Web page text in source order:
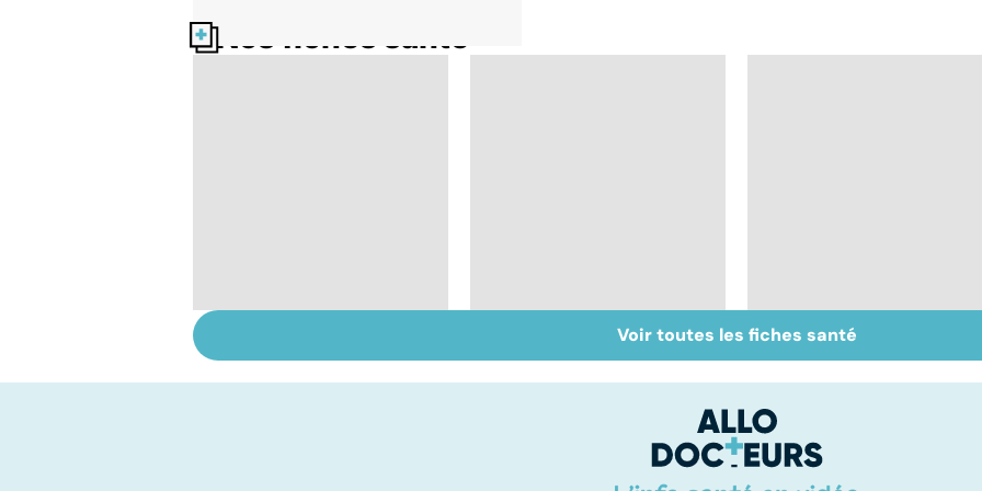
Nos fiches santé
bonnes résolutions
Muscler ses abdos
pour retrouver un
Crampes, déchirures,
élongations... : quand
Voir toutes les fiches santé